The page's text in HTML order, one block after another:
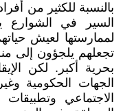
بالنسبة للكثير من
السير في الشوارع
لممارستها لعيش
تجعلهم يلجؤون إلى
بحرية أكبر. لكن
الجهات الحكومية
الاجتماعي